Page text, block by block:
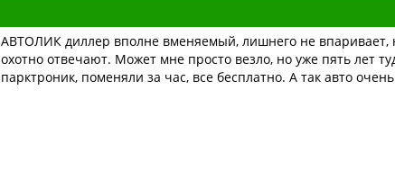
АВТОЛИК диллер вполне вменяемый, лишнего не впаривает,
охотно отвечают. Может мне просто везло, но уже пять лет
парктроник, поменяли за час, все бесплатно. А так авто